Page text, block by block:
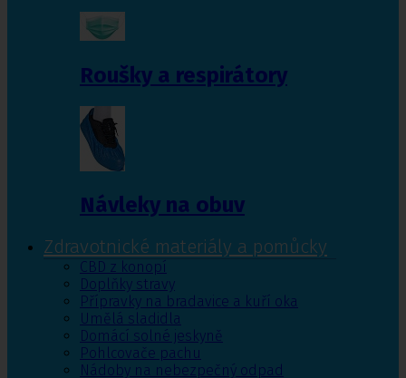
Roušky a respirátory
Návleky na obuv
Zdravotnické materiály a pomůcky
CBD z konopí
Doplňky stravy
Přípravky na bradavice a kuří oka
Umělá sladidla
Domácí solné jeskyně
Pohlcovače pachu
Nádoby na nebezpečný odpad